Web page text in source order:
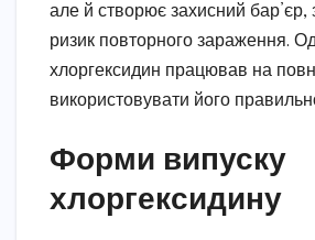
але й створює захисний
ризик повторного зараження.
хлоргексидин працював на
використовувати його
Форми випуску
хлоргексидину